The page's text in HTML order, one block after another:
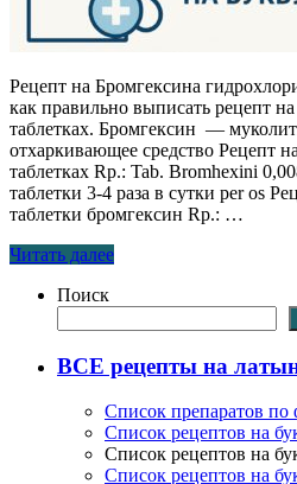
Рецепт на Бромгексина
как правильно выписать рецепт
таблетках. Бромгексин —
отхаркивающее средство Рецепт
таблетках Rp.: Tab. Bromhexini
таблетки 3-4 раза в сутки per os
таблетки бромгексин Rp.: …
Читать далее
Поиск
ВСЕ рецепты на
Список препаратов по
Список рецептов на
Список рецептов на
Список рецептов на